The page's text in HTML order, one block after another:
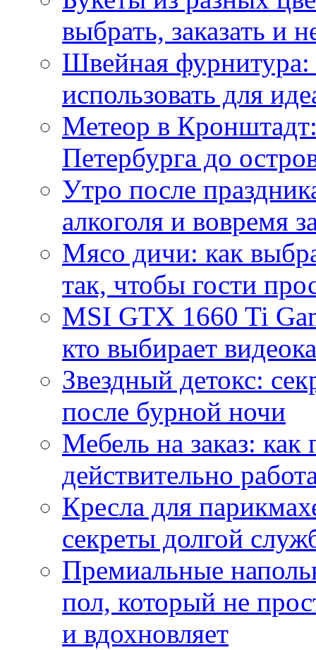
выбрать, заказать и
Швейная фурнитура:
использовать для
Метеор в
Петербурга до
Утро после
алкоголя и вовремя
Мясо дичи: как
так, чтобы гости
MSI GTX 1660 Ti
кто выбирает
Звездный детокс:
после бурной ночи
Мебель на заказ:
действительно
Кресла для
секреты долгой
Премиальные
пол, который не
и вдохновляет